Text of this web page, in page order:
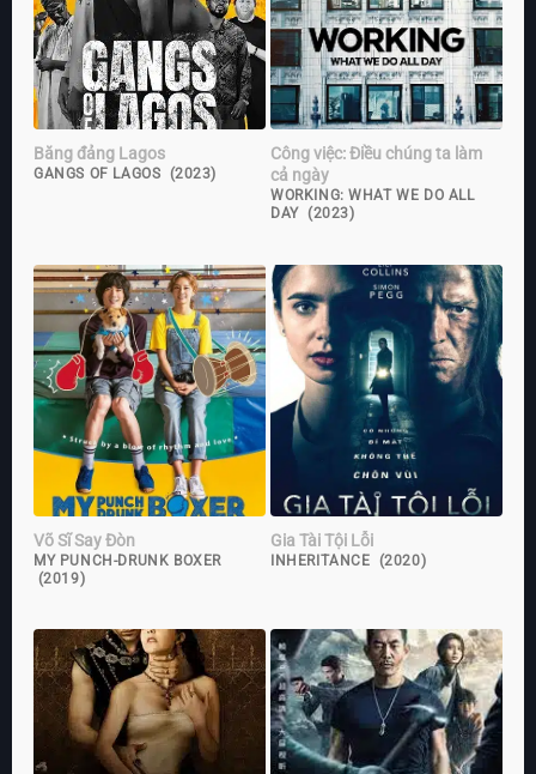
Băng đảng Lagos
GANGS OF LAGOS (2023)
Công việc: Điều chúng ta làm
cả ngày
WORKING: WHAT WE DO ALL
DAY (2023)
Võ Sĩ Say Đòn
MY PUNCH-DRUNK BOXER
(2019)
Gia Tài Tội Lỗi
INHERITANCE (2020)